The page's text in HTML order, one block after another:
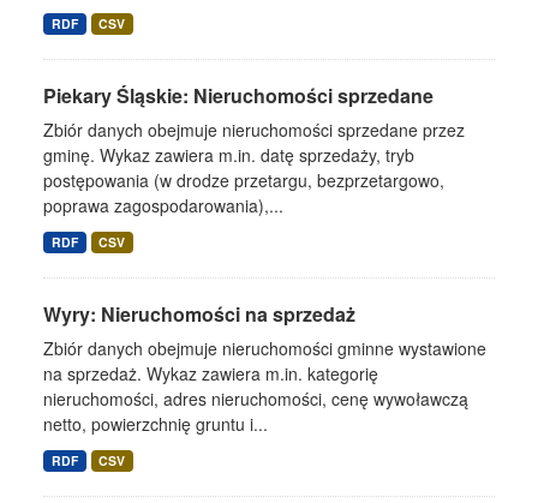
RDF CSV
Piekary Śląskie: Nieruchomości sprzedane
Zbiór danych obejmuje nieruchomości sprzedane przez
gminę. Wykaz zawiera m.in. datę sprzedaży, tryb
postępowania (w drodze przetargu, bezprzetargowo,
poprawa zagospodarowania),...
RDF CSV
Wyry: Nieruchomości na sprzedaż
Zbiór danych obejmuje nieruchomości gminne wystawione
na sprzedaż. Wykaz zawiera m.in. kategorię
nieruchomości, adres nieruchomości, cenę wywoławczą
netto, powierzchnię gruntu i...
RDF CSV